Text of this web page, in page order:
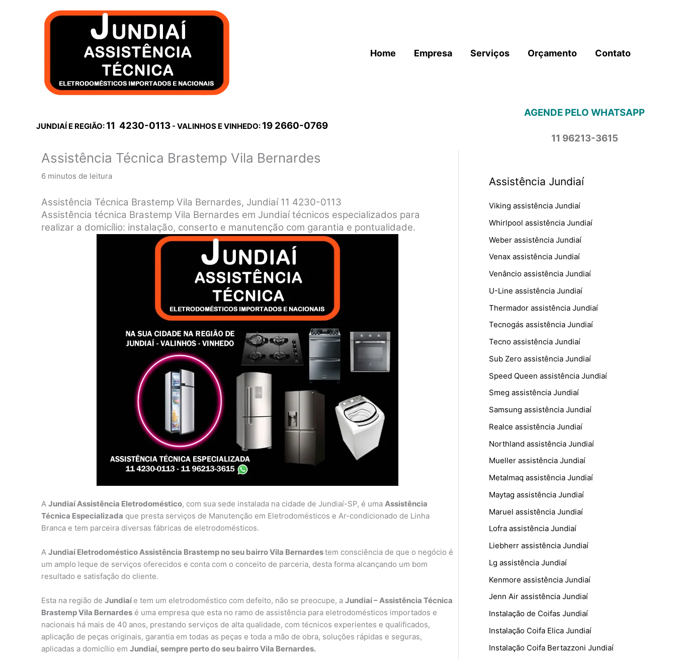
Home Empresa Serviços Orçamento Contato
JUNDIAÍ E REGIÃO: 11 4230-0113 - VALINHOS E VINHEDO: 19 2660-0769
AGENDE PELO WHATSAPP
11 96213-3615
Assistência Técnica Brastemp Vila Bernardes
6 minutos de leitura
Assistência Técnica Brastemp Vila Bernardes, Jundiaí 11 4230-0113
Assistência técnica Brastemp Vila Bernardes em Jundiaí técnicos especializados para
realizar a domicílio: instalação, conserto e manutenção com garantia e pontualidade.
A Jundiaí Assistência Eletrodoméstico, com sua sede instalada na cidade de Jundiaí-SP, é uma Assistência
Técnica Especializada que presta serviços de Manutenção em Eletrodomésticos e Ar-condicionado de Linha
Branca e tem parceira diversas fábricas de eletrodomésticos.
A Jundiaí Eletrodoméstico Assistência Brastemp no seu bairro Vila Bernardestem consciência de que o negócio é
um amplo leque de serviços oferecidos e conta com o conceito de parceria, desta forma alcançando um bom
resultado e satisfação do cliente.
Esta na região de Jundiaí e tem um eletrodoméstico com defeito, não se preocupe, a Jundiaí – Assistência Técnica
Brastemp Vila Bernardes é uma empresa que esta no ramo de assistência para eletrodomésticos importados e
nacionais há mais de 40 anos, prestando serviços de alta qualidade, com técnicos experientes e qualificados,
aplicação de peças originais, garantia em todas as peças e toda a mão de obra, soluções rápidas e seguras,
aplicadas a domicílio em Jundiaí, sempre perto do seu bairro Vila Bernardes.
Assistência Jundiaí
Viking assistência Jundiaí
Whirlpool assistência Jundiaí
Weber assistência Jundiaí
Venax assistência Jundiaí
Venâncio assistência Jundiaí
U-Line assistência Jundiaí
Thermador assistência Jundiaí
Tecnogás assistência Jundiaí
Tecno assistência Jundiaí
Sub Zero assistência Jundiaí
Speed Queen assistência Jundiaí
Smeg assistência Jundiaí
Samsung assistência Jundiaí
Realce assistência Jundiaí
Northland assistência Jundiaí
Mueller assistência Jundiaí
Metalmaq assistência Jundiaí
Maytag assistência Jundiaí
Maruel assistência Jundiaí
Lofra assistência Jundiaí
Liebherr assistência Jundiaí
Lg assistência Jundiaí
Kenmore assistência Jundiaí
Jenn Air assistência Jundiaí
Instalação de Coifas Jundiaí
Instalação Coifa Elica Jundiaí
Instalação Coifa Bertazzoni Jundiaí